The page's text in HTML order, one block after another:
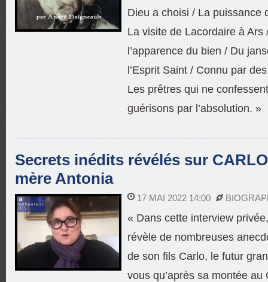
Dieu a choisi / La puissance
La visite de Lacordaire à Ars
l’apparence du bien / Du
l’Esprit Saint / Connu par
Les prêtres qui ne
guérisons par l’absolution. »
Secrets inédits révélés sur
mère Antonia
17 MAI 2022 14:00
« Dans cette interview
révèle de nombreuses
de son fils Carlo, le futur
vous qu’après sa montée